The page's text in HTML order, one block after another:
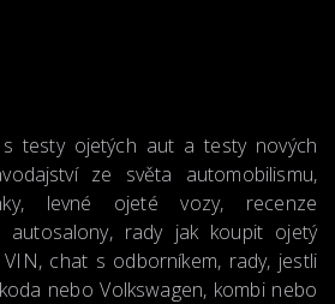
testy ojetých aut a testy nových
ze světa automobilismu,
levné ojeté vozy, recenze
autosalony, rady jak koupit ojetý
chat s odborníkem, rady, jestli
nebo Volkswagen, kombi nebo